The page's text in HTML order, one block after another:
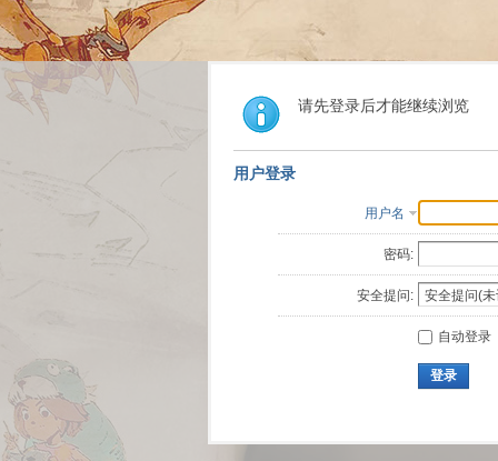
请先登录后才能继续浏览
用户登录
用户名
密码:
安全提问:
自动登录
登录